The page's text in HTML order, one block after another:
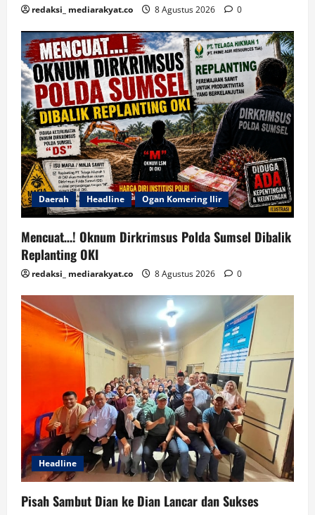
redaksi_ mediarakyat.co 8 Agustus 2026 0
Daerah Headline Ogan Komering Ilir
Mencuat…! Oknum Dirkrimsus Polda Sumsel Dibalik
Replanting OKI
redaksi_ mediarakyat.co 8 Agustus 2026 0
Headline
Pisah Sambut Dian ke Dian Lancar dan Sukses